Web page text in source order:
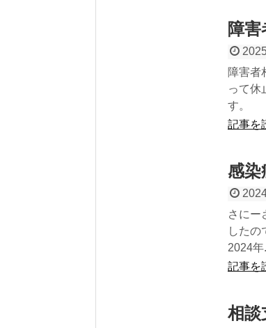
障
障害者
って休
す。
記事を
感染
さにー
したの
2024年
記事を
相談